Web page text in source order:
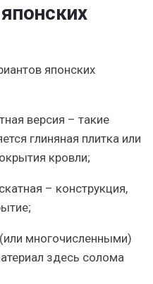
японских
версия – такие
глиняная плитка или
кровли;
– конструкция,
многочисленными)
здесь солома